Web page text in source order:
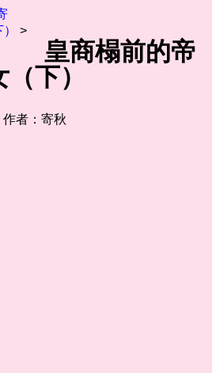
>
皇商榻前的帝
（下）
作者：寄秋